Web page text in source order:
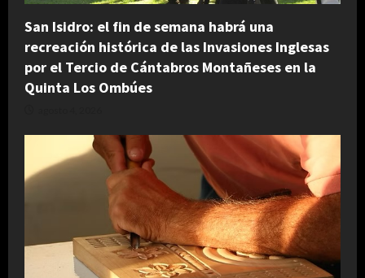
San Isidro: el fin de semana habrá una
recreación histórica de las Invasiones Inglesas
por el Tercio de Cántabros Montañeses en la
Quinta Los Ombúes